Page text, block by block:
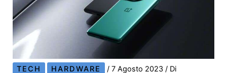
TECH HARDWARE /7 Agosto 2023/ Di